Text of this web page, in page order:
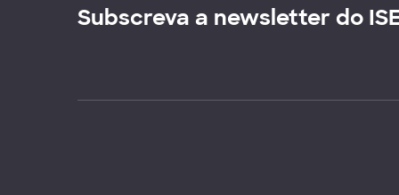
Subscreva a newsletter do